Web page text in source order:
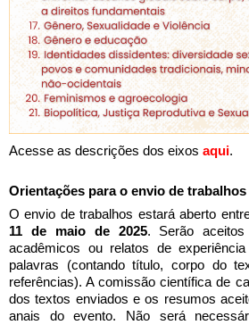
Acesse as descrições dos eixos aqui.
Orientações para o envio de trabalhos
11 de maio de 2025. Serão
acadêmicos ou relatos de
palavras (contando título, corpo do
referências). A comissão científica de
dos textos enviados e os resumos
anais do evento. Não será